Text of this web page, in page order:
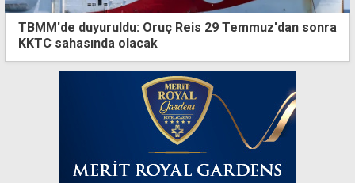
TBMM'de duyuruldu: Oruç Reis 29 Temmuz'dan sonra
KKTC sahasında olacak